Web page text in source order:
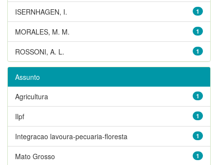
1
ISERNHAGEN, I.
1
MORALES, M. M.
1
ROSSONI, A. L.
Assunto
1
Agricultura
1
Ilpf
1
Integracao lavoura-pecuaria-floresta
1
Mato Grosso